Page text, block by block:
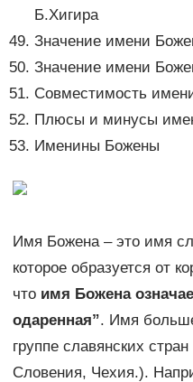
Б.Хигира
Значение имени
Значение имени
Совместимость
Плюсы и минусы
Именины Божены
Имя Божена – это имя
которое образуется от
что имя Божена
одаренная”. Имя
группе славянских
Словения, Чехия.).